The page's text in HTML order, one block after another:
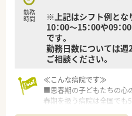
勤務
時間
※上記はシフト例とな
10：00～15：00や09：
です。
勤務日数については
ご相談ください。
≪こんな病院です≫
■思春期の子どもたちの心
春期を扱う病院は全国でも